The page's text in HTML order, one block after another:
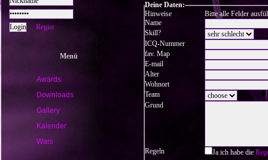
Regist
Menü
Awards
Downloads
Gallery
Kalender
Wars
Deine Daten:
Hinweise
Bitte alle Felder
Name
Skill?
ICQ-Nummer
fav. Map
E-mail
Alter
Wohnort
Team
Grund
Regeln Ja ich habe die